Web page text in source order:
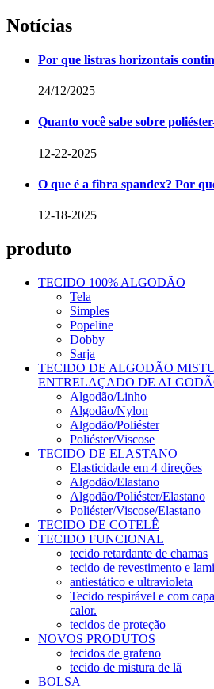
Notícias
Por que listras horizontais
24/12/2025
Quanto você sabe sobre
12-22-2025
O que é a fibra spandex? Por
12-18-2025
produto
TECIDO 100% ALGODÃO
Tela
Simples
Popeline
Dobby
Sarja
TECIDO DE ALGODÃO
ENTRELAÇADO DE
Algodão/Linho
Algodão/Nylon
Algodão/Poliéster
Poliéster/Viscose
TECIDO DE ELASTANO
Elasticidade em 4 direções
Algodão/Elastano
Algodão/Poliéster/Elastano
Poliéster/Viscose/Elastano
TECIDO DE COTELÊ
TECIDO FUNCIONAL
tecido retardante de chamas
tecido de revestimento e
antiestático e ultravioleta
Tecido respirável e com
calor.
tecidos de proteção
NOVOS PRODUTOS
tecidos de grafeno
tecido de mistura de lã
BOLSA